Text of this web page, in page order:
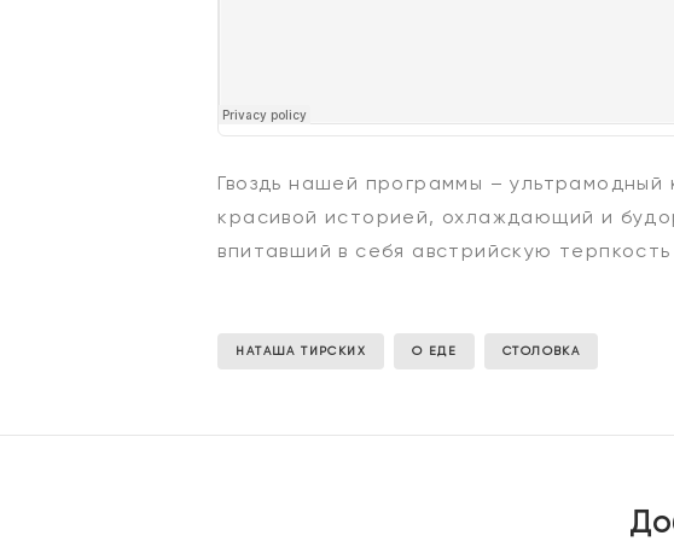
Гвоздь нашей программы –
красивой историей, охлаждающий и
впитавший в себя австрийскую
НАТАША ТИРСКИХ О ЕДЕ СТОЛОВКА